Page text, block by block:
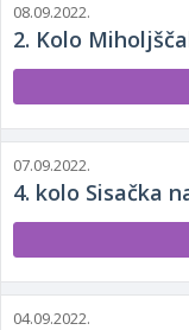
08.09.2022.
2. Kolo
07.09.2022.
4. kolo Sisačka
04.09.2022.